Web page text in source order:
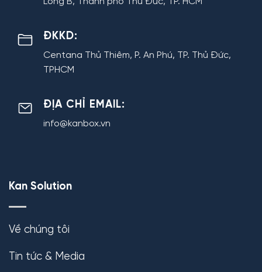
ĐKKD:
Centana Thủ Thiêm, P. An Phú, TP. Thủ Đức,
TPHCM
ĐỊA CHỈ EMAIL:
info@kanbox.vn
Kan Solution
Về chúng tôi
Tin tức & Media